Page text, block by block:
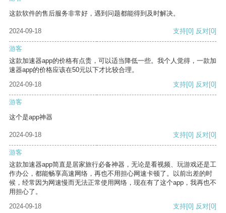
这款软件的售后服务非常好，遇到问题都能得到及时解决。
2024-09-18 支持[0] 反对[0]
游客
这款加速器app的价格有点贵，可以适当降低一些。我个人觉得，一款加
速器app的价格应该在50元以下才比较合理。
2024-09-18
支持[0] 反对[0]
游客
这个是app神器
2024-09-18 支持[0] 反对[0]
游客
这款加速器app简直是居家旅行必备神器，无论是看视频、玩游戏还是工
作办公，都能畅享高速网络，再也不用担心网速卡顿了。以前出差的时
候，经常因为网速慢而无法正常使用网络，现在有了这个app，我再也不
用担心了。
2024-09-18
支持[0] 反对[0]